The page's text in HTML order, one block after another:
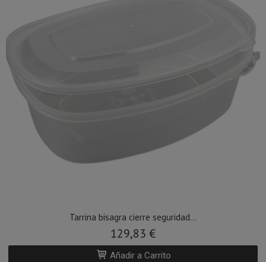
Tarrina bisagra cierre seguridad...
129,83 €
Añadir a Carrito